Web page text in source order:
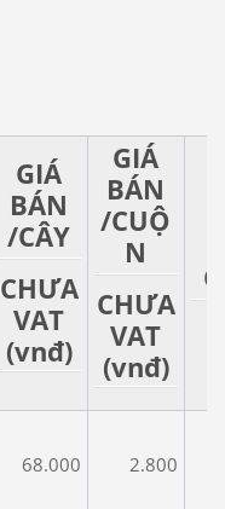
GIÁ
BÁN
/CÂY
CHƯA
VAT
(vnđ)
GIÁ
BÁN
/CUỘ
N
CHƯA
VAT
(vnđ)
68.000 2.800